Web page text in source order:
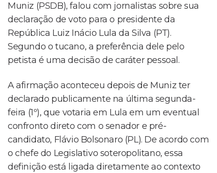
Muniz (PSDB), falou com jornalistas sobre sua
declaração de voto para o presidente da
República Luiz Inácio Lula da Silva (PT).
Segundo o tucano, a preferência dele pelo
petista é uma decisão de caráter pessoal.
A afirmação aconteceu depois de Muniz ter
declarado publicamente na última segunda-
feira (1º), que votaria em Lula em um eventual
confronto direto com o senador e pré-
candidato, Flávio Bolsonaro (PL). De acordo com
o chefe do Legislativo soteropolitano, essa
definição está ligada diretamente ao contexto